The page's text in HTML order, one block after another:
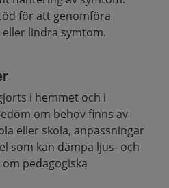
för att genomföra
lindra symtom.
i hemmet och i
om behov finns av
eller skola, anpassningar
som kan dämpa ljus- och
pedagogiska